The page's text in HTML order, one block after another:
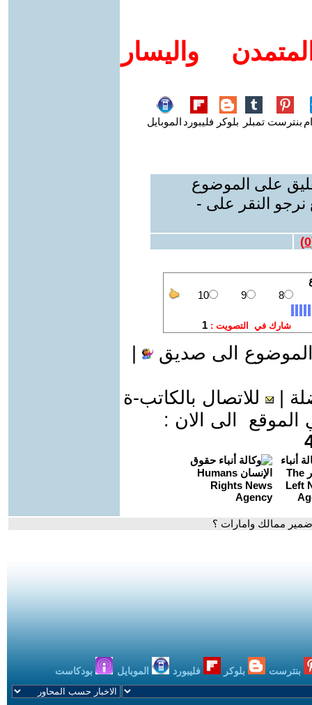
واليسار
بنترست تمبلر بلوكر فليبورد الموبايل
على الموضوع
نرجو النقر على -
0
)
الى صديق
للاتصال بالكاتب-ة
الى الان :
ممالك وامارات ؟
بنترست بلوكر فليبورد الموبايل بودكاست